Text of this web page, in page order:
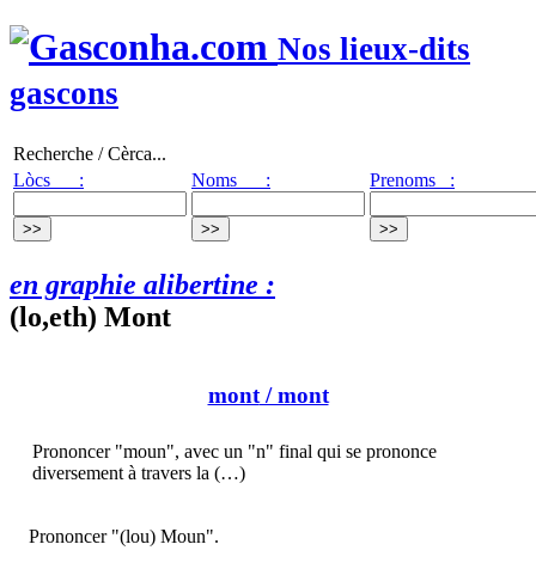
Nos lieux-dits
gascons
Recherche / Cèrca...
Lòcs :
Noms : Prenoms :
en graphie alibertine :
(lo,eth) Mont
mont/ mont
Prononcer "moun", avec un "n" final qui se prononce
diversement à travers la (…)
Prononcer "(lou) Moun".